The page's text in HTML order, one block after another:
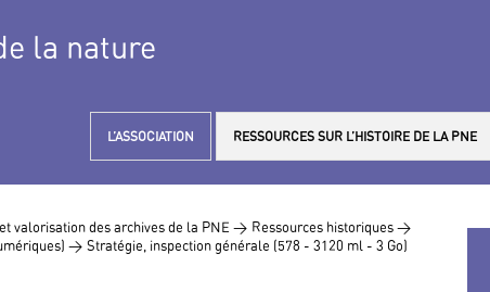
la nature
L’ASSOCIATION RESSOURCES SUR L’HISTOIRE DE LA PNE
valorisation des archives de la PNE > Ressources historiques >
> Stratégie, inspection générale (578 - 3120 ml - 3 Go)